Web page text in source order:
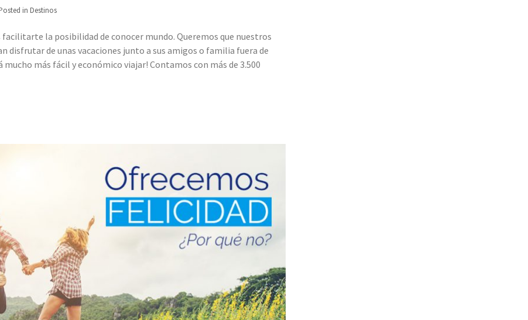
in Destinos
la posibilidad de conocer mundo. Queremos que nuestros
disfrutar de unas vacaciones junto a sus amigos o familia fuera de
más fácil y económico viajar! Contamos con más de 3.500